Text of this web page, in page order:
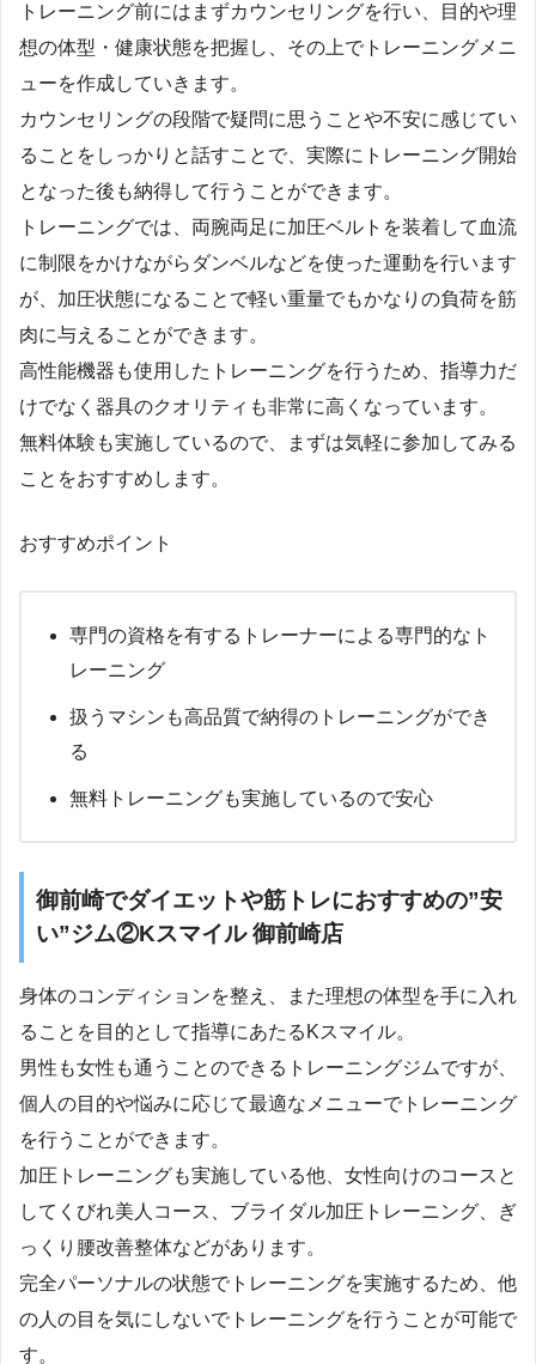
トレーニング前にはまずカウンセリングを行い、目的や理
想の体型・健康状態を把握し、その上でトレーニングメニ
ューを作成していきます。
カウンセリングの段階で疑問に思うことや不安に感じてい
ることをしっかりと話すことで、実際にトレーニング開始
となった後も納得して行うことができます。
トレーニングでは、両腕両足に加圧ベルトを装着して血流
に制限をかけながらダンベルなどを使った運動を行います
が、加圧状態になることで軽い重量でもかなりの負荷を筋
肉に与えることができます。
高性能機器も使用したトレーニングを行うため、指導力だ
けでなく器具のクオリティも非常に高くなっています。
無料体験も実施しているので、まずは気軽に参加してみる
ことをおすすめします。
おすすめポイント
専門の資格を有するトレーナーによる専門的なト
レーニング
扱うマシンも高品質で納得のトレーニングができ
る
無料トレーニングも実施しているので安心
御前崎でダイエットや筋トレにおすすめの”安
い”ジム②Kスマイル 御前崎店
身体のコンディションを整え、また理想の体型を手に入れ
ることを目的として指導にあたるKスマイル。
男性も女性も通うことのできるトレーニングジムですが、
個人の目的や悩みに応じて最適なメニューでトレーニング
を行うことができます。
加圧トレーニングも実施している他、女性向けのコースと
してくびれ美人コース、ブライダル加圧トレーニング、ぎ
っくり腰改善整体などがあります。
完全パーソナルの状態でトレーニングを実施するため、他
の人の目を気にしないでトレーニングを行うことが可能で
す。